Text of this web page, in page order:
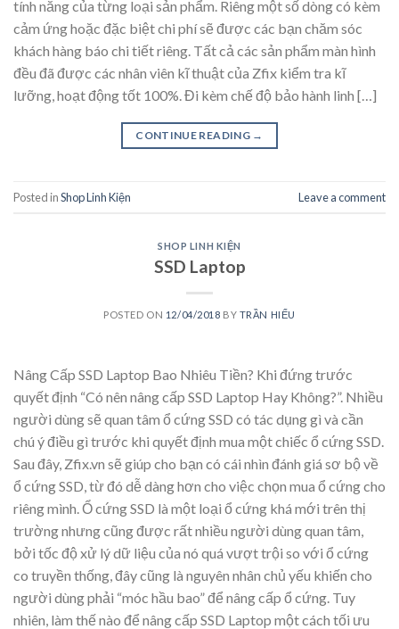
tính năng của từng loại sản phẩm. Riêng một số dòng có kèm
cảm ứng hoặc đặc biệt chi phí sẽ được các bạn chăm sóc
khách hàng báo chi tiết riêng. Tất cả các sản phẩm màn hình
đều đã được các nhân viên kĩ thuật của Zfix kiểm tra kĩ
lưỡng, hoạt động tốt 100%. Đi kèm chế độ bảo hành linh […]
CONTINUE READING →
Posted inShop Linh Kiện Leave a comment
SHOP LINH KIỆN
SSD Laptop
POSTED ON 12/04/2018 BY TRẦN HIẾU
Nâng Cấp SSD Laptop Bao Nhiêu Tiền? Khi đứng trước
quyết định “Có nên nâng cấp SSD Laptop Hay Không?”. Nhiều
người dùng sẽ quan tâm ổ cứng SSD có tác dụng gì và cần
chú ý điều gì trước khi quyết định mua một chiếc ổ cứng SSD.
Sau đây, Zfix.vn sẽ giúp cho bạn có cái nhìn đánh giá sơ bộ về
ổ cứng SSD, từ đó dễ dàng hơn cho việc chọn mua ổ cứng cho
riêng mình. Ổ cứng SSD là một loại ổ cứng khá mới trên thị
trường nhưng cũng được rất nhiều người dùng quan tâm,
bởi tốc độ xử lý dữ liệu của nó quá vượt trội so với ổ cứng
co truyền thống, đây cũng là nguyên nhân chủ yếu khiến cho
người dùng phải “móc hầu bao” để nâng cấp ổ cứng. Tuy
nhiên, làm thế nào để nâng cấp SSD Laptop một cách tối ưu